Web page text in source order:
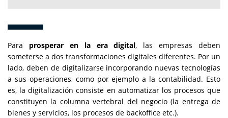
Para prosperar en la era digital, las empresas deben
someterse a dos transformaciones digitales diferentes. Por un
lado, deben de digitalizarse incorporando nuevas tecnologías
a sus operaciones, como por ejemplo a la contabilidad. Esto
es, la digitalización consiste en automatizar los procesos que
constituyen la columna vertebral del negocio (la entrega de
bienes y servicios, los procesos de backoffice etc.).